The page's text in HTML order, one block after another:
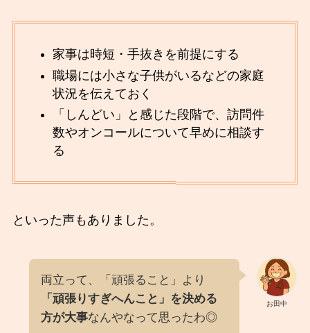
家事は時短・手抜きを前提にする
職場には小さな子供がいるなどの家庭
状況を伝えておく
「しんどい」と感じた段階で、訪問件
数やオンコールについて早めに相談す
る
といった声もありました。
お田中
両立って、「頑張ること」より
「頑張りすぎへんこと」を決める
方が大事なんやなって思ったわ◎